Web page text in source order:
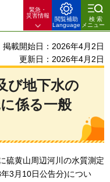
緊急・
災害情報
閲覧補助
Language
検索
メニュー
掲載開始日：2026年4月2日
更新日：2026年4月2日
び地下水の
係る一般
硫黄山周辺河川の水質測定
3月10日公告分)につい